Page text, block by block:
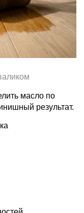
масло по
результат.